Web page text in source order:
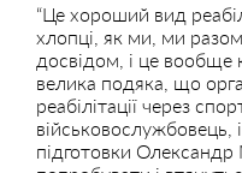
“Це хороший вид
хлопці, як ми, ми
досвідом, і це вообще
велика подяка, що
реабілітації через
військовослужбовець,
підготовки